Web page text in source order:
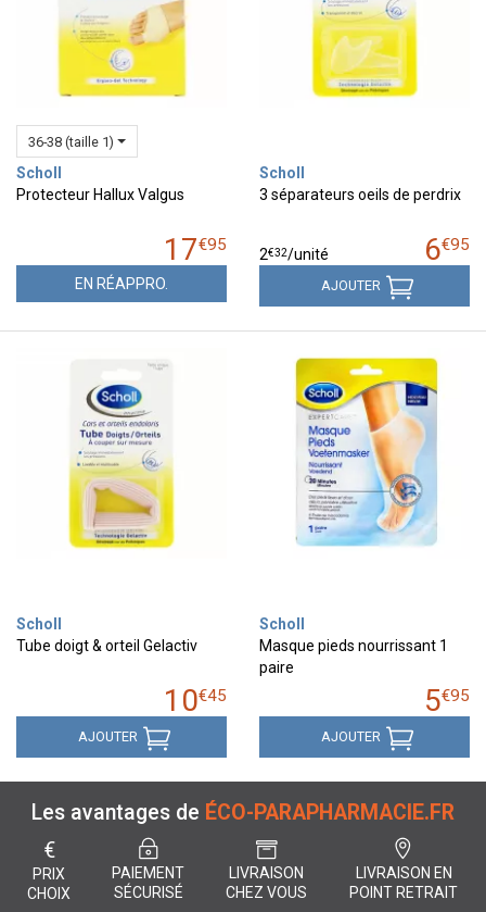
36-38 (taille 1)
Scholl
Protecteur Hallux Valgus
17€95
EN RÉAPPRO.
Scholl
3 séparateurs oeils de perdrix
6€95
2€32/unité
AJOUTER
Scholl
Tube doigt & orteil Gelactiv
10€45
AJOUTER
Scholl
Masque pieds nourrissant 1
paire
5€95
AJOUTER
Les avantages de ÉCO-PARAPHARMACIE.FR
€
PRIX
CHOIX
PAIEMENT
SÉCURISÉ
LIVRAISON
CHEZ VOUS
LIVRAISON EN
POINT RETRAIT